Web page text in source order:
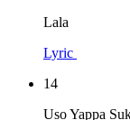
Lala
Lyric
14
Uso Yappa